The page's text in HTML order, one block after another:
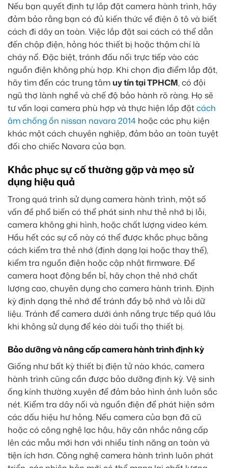
Nếu bạn quyết định tự lắp đặt camera hành trình, hãy
đảm bảo rằng bạn có đủ kiến thức về điện ô tô và biết
cách đi dây an toàn. Việc lắp đặt sai cách có thể dẫn
đến chập điện, hỏng hóc thiết bị hoặc thậm chí là
cháy nổ. Đặc biệt, tránh đấu nối trực tiếp vào các
nguồn điện không phù hợp. Khi chọn địa điểm lắp đặt,
hãy tìm đến các trung tâmuy tín tại TPHCM, có đội
ngũ thợ lành nghề và chế độ bảo hành rõ ràng. Họ sẽ
tư vấn loại camera phù hợp và thực hiện lắp đặtcách
âm chống ồn nissan navara 2014 hoặc các phụ kiện
khác một cách chuyên nghiệp, đảm bảo an toàn tuyệt
đối cho chiếc Navara của bạn.
Khắc phục sự cố thường gặp và mẹo sử
dụng hiệu quả
Trong quá trình sử dụng camera hành trình, một số
vấn đề phổ biến có thể phát sinh như thẻ nhớ bị lỗi,
camera không ghi hình, hoặc chất lượng video kém.
Hầu hết các sự cố này có thể được khắc phục bằng
cách kiểm tra thẻ nhớ (định dạng lại hoặc thay thế),
kiểm tra nguồn điện hoặc cập nhật firmware. Để
camera hoạt động bền bỉ, hãy chọn thẻ nhớ chất
lượng cao, chuyên dụng cho camera hành trình. Định
kỳ định dạng thẻ nhớ để tránh đầy bộ nhớ và lỗi dữ
liệu. Tránh để camera dưới ánh nắng trực tiếp quá lâu
khi không sử dụng để kéo dài tuổi thọ thiết bị.
Bảo dưỡng và nâng cấp camera hành trình định kỳ
Giống như bất kỳ thiết bị điện tử nào khác, camera
hành trình cũng cần được bảo dưỡng định kỳ. Vệ sinh
ống kính thường xuyên để đảm bảo hình ảnh luôn sắc
nét. Kiểm tra dây nối và nguồn điện để phát hiện sớm
các dấu hiệu hư hỏng. Nếu camera của bạn đã cũ
hoặc có công nghệ lạc hậu, hãy cân nhắc nâng cấp
lên các mẫu mới hơn với nhiều tính năng an toàn và
tiện ích hơn. Công nghệ camera hành trình luôn phát